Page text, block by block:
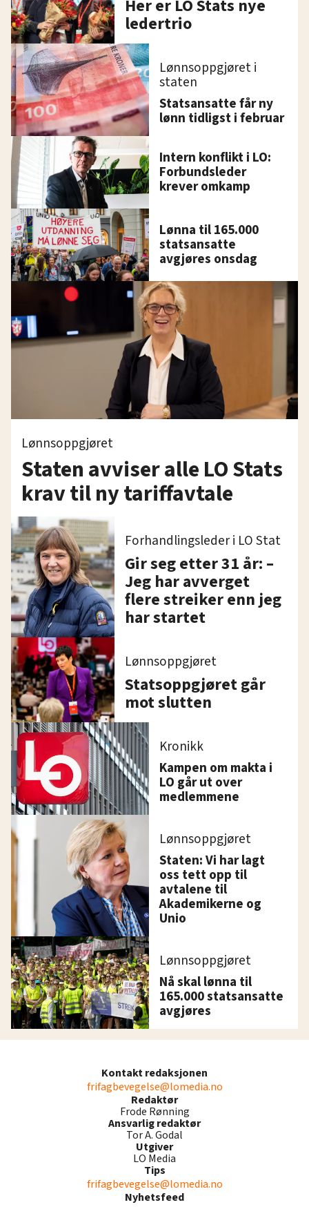
Her er LO Stats nye
ledertrio
Lønnsoppgjøret i
staten
Statsansatte får ny
lønn tidligst i februar
Intern konflikt i LO:
Forbundsleder
krever omkamp
Lønna til 165.000
statsansatte
avgjøres onsdag
Lønnsoppgjøret
Staten avviser alle LO Stats
krav til ny tariffavtale
Forhandlingsleder i LO Stat
Gir seg etter 31 år: –
Jeg har avverget
flere streiker enn jeg
har startet
Lønnsoppgjøret
Statsoppgjøret går
mot slutten
Kronikk
Kampen om makta i
LO går ut over
medlemmene
Lønnsoppgjøret
Staten: Vi har lagt
oss tett opp til
avtalene til
Akademikerne og
Unio
Lønnsoppgjøret
Nå skal lønna til
165.000 statsansatte
avgjøres
Kontakt redaksjonen
frifagbevegelse@lomedia.no
Redaktør
Frode Rønning
Ansvarlig redaktør
Tor A. Godal
Utgiver
LO Media
Tips
frifagbevegelse@lomedia.no
Nyhetsfeed